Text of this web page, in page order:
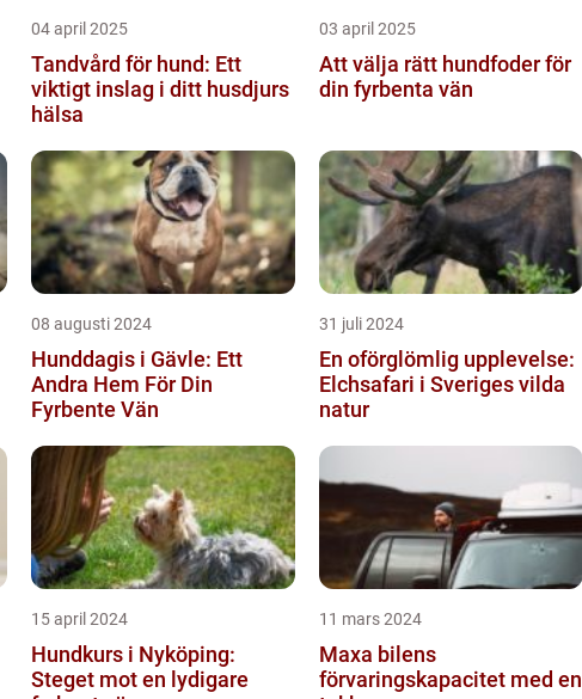
04 april 2025
Tandvård för hund: Ett
viktigt inslag i ditt husdjurs
hälsa
03 april 2025
Att välja rätt hundfoder för
din fyrbenta vän
08 augusti 2024
Hunddagis i Gävle: Ett
Andra Hem För Din
Fyrbente Vän
31 juli 2024
En oförglömlig upplevelse:
Elchsafari i Sveriges vilda
natur
15 april 2024
Hundkurs i Nyköping:
Steget mot en lydigare
11 mars 2024
Maxa bilens
förvaringskapacitet med en